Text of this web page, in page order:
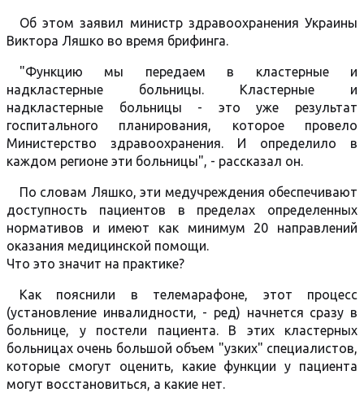
Об этом заявил министр здравоохранения Украины
Виктора Ляшко во время брифинга.
"Функцию мы передаем в кластерные и
надкластерные больницы. Кластерные и
надкластерные больницы - это уже результат
госпитального планирования, которое провело
Министерство здравоохранения. И определило в
каждом регионе эти больницы", - рассказал он.
По словам Ляшко, эти медучреждения обеспечивают
доступность пациентов в пределах определенных
нормативов и имеют как минимум 20 направлений
оказания медицинской помощи.
Что это значит на практике?
Как пояснили в телемарафоне, этот процесс
(установление инвалидности, - ред) начнется сразу в
больнице, у постели пациента. В этих кластерных
больницах очень большой объем "узких" специалистов,
которые смогут оценить, какие функции у пациента
могут восстановиться, а какие нет.